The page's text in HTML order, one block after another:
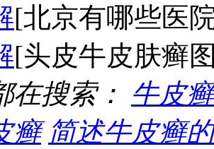
[北京有哪些医
[头皮牛皮肤癣
在搜索： 牛皮
癣 简述牛皮癣